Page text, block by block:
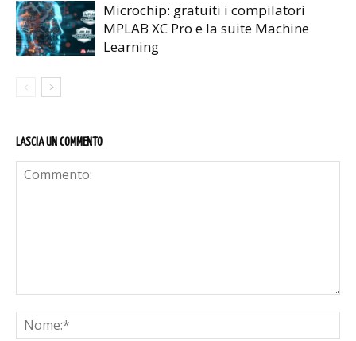
Microchip: gratuiti i compilatori
MPLAB XC Pro e la suite Machine
Learning
LASCIA UN COMMENTO